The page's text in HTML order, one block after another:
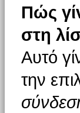
Πώς
στη
Αυτό
την